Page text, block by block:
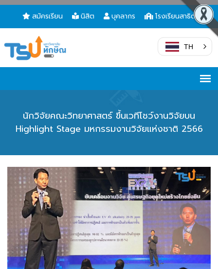
สมัครเรียน นิสิต บุคลากร โรงเรียนสาธิต
TH
นักวิจัยคณะวิทยาศาสตร์ ขึ้นเวทีโชว์งานวิจัยบน
Highlight Stage มหกรรมงานวิจัยแห่งชาติ 2566